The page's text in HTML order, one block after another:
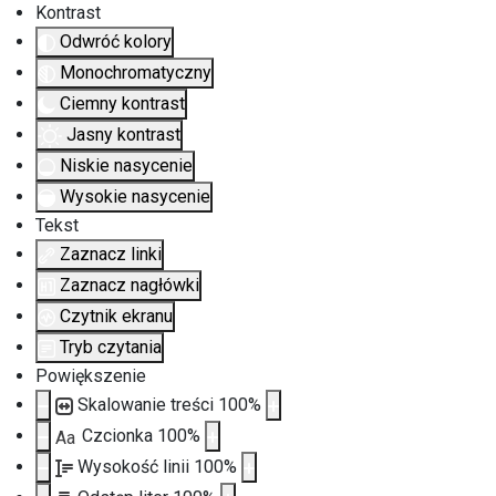
Kontrast
Odwróć kolory
Monochromatyczny
Ciemny kontrast
Jasny kontrast
Niskie nasycenie
Wysokie nasycenie
Tekst
Zaznacz linki
Zaznacz nagłówki
Czytnik ekranu
Tryb czytania
Powiększenie
Skalowanie treści 100%
Aa Czcionka 100%
Wysokość linii 100%